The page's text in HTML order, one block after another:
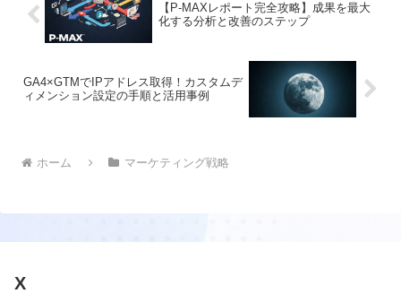
【P-MAXレポート完全攻略】成果を最大
化する分析と改善のステップ
GA4×GTMでIPアドレス取得！カスタムデ
ィメンション設定の手順と活用事例
ホーム マーケティング戦略
X